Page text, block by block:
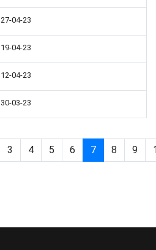
27-04-23
19-04-23
12-04-23
30-03-23
3 4 5 6 7 8 9